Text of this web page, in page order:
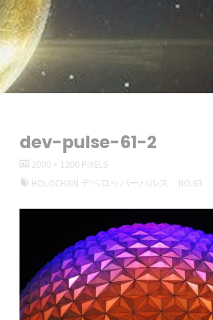
dev-pulse-61-2
FULL
SIZE
2000 × 1200 PIXELS
HOLOCHAIN デベロッパーパルス NO.63